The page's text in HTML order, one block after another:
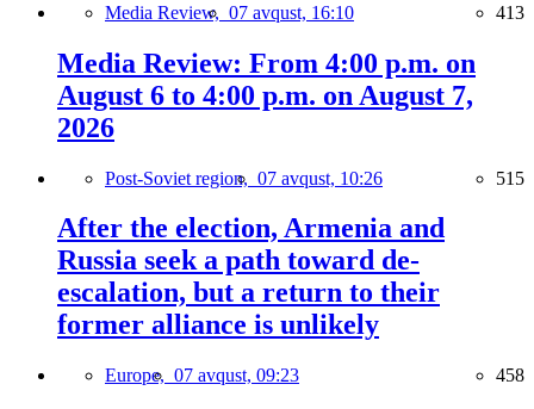
Media Review, 07 avqust, 16:10 413
Media Review: From 4:00 p.m. on
August 6 to 4:00 p.m. on August 7,
2026
Post-Soviet region, 07 avqust, 10:26 515
After the election, Armenia and
Russia seek a path toward de-
escalation, but a return to their
former alliance is unlikely
Europe, 07 avqust, 09:23 458